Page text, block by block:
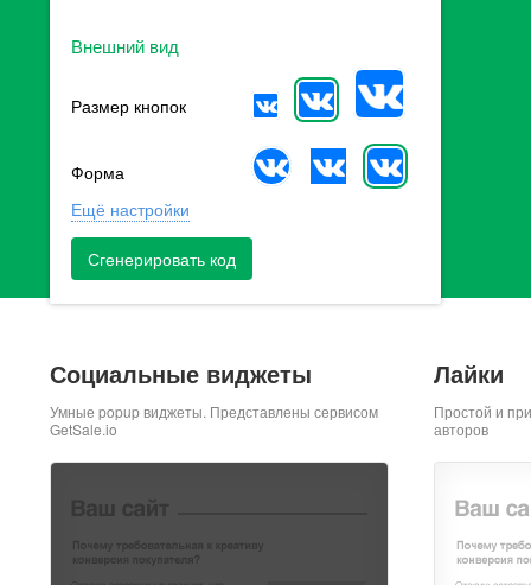
Внешний вид
Размер кнопок
Форма
Ещё настройки
Сгенерировать код
Социальные виджеты
Умные popup виджеты. Представлены сервисом
GetSale.io
Лайки
Простой и
авторов